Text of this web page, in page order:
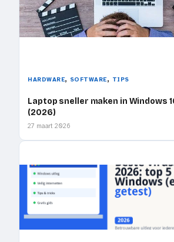
HARDWARE, SOFTWARE, TIPS
Laptop sneller maken in Windows
(2026)
27 maart 2026